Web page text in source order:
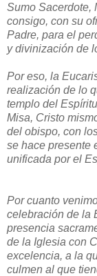
Sumo Sacerdote,
consigo, con su
Padre, para el
y divinización de
Por eso, la
realización de lo
templo del
Misa, Cristo
del obispo, con
se hace presente
unificada por el
Por cuanto
celebración de la
presencia
de la Iglesia con
excelencia, a la
culmen al que